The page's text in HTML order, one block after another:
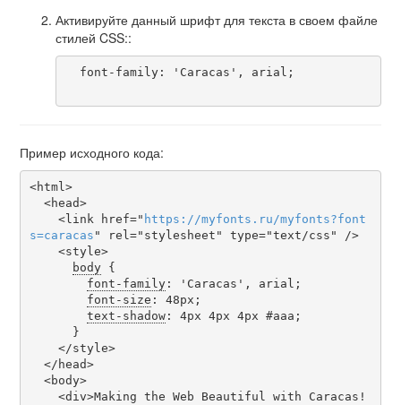
Активируйте данный шрифт для текста в своем файле
стилей CSS::
Пример исходного кода:
<html>
    <link href="
https ://myfonts . ru/myfonts?font
s=caracas " rel="stylesheet" type="text/css" />
body {
font-family: 'Caracas', arial;
font-size : 48px;
text-shadow: 4px 4px 4px #aaa;